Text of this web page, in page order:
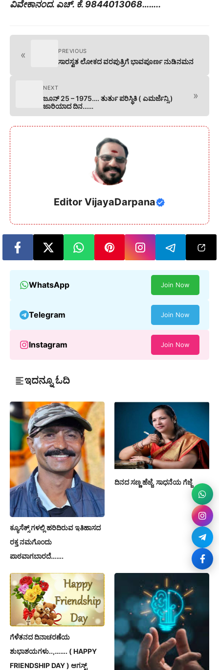
ವಿವೇಕಾನಂದ. ಎಚ್‌. ಕೆ. 9844013068……..
« PREVIOUS
ಸಾರಸ್ವತ ಲೋಕದ ವರಪುತ್ರಿಗೆ ಭಾವಪೂರ್ಣ ನುಡಿನಮನ
NEXT
ಜೂನ್ 25 – 1975…. ತುರ್ತು ಪರಿಸ್ಥಿತಿ ( ಎಮರ್ಜೆನ್ಸಿ )
ಜಾರಿಯಾದ ದಿನ……
»
Editor VijayaDarpana
WhatsApp Join Now
Telegram Join Now
Instagram Join Now
ಇದನ್ನೂ ಓದಿ
ಕ್ಯೂಸೆಕ್ಸ್ ಗಳಲ್ಲಿ ಹರಿದಿರುವ ಇತಿಹಾಸದ
ರಕ್ತ ನಮಗೊಂದು
ಪಾಠವಾಗಬಾರದೆ…….
ದಿನದ ಸಣ್ಣ ಹೆಜ್ಜೆ, ಸಾಧನೆಯ ಗೆಜ್ಜೆ
ಗೆಳೆತನದ ದಿನಾಚರಣೆಯ
ಶುಭಾಶಯಗಳು..,……. ( HAPPY
FRIENDSHIP DAY ) ಆಗಸ್ಟ್